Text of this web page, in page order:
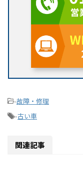
-故障・修理
-古い車
関連記事